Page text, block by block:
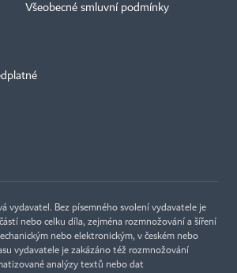
Všeobecné smluvní podmínky
vydavatel. Bez písemného svolení vydavatele je
nebo celku díla, zejména rozmnožování a šíření
nebo elektronickým, v českém nebo
vydavatele je zakázáno též rozmnožování
analýzy textů nebo dat